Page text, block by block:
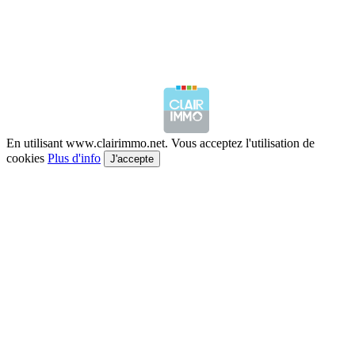
En utilisant www.clairimmo.net. Vous acceptez l'utilisation de
cookies Plus d'info J'accepte